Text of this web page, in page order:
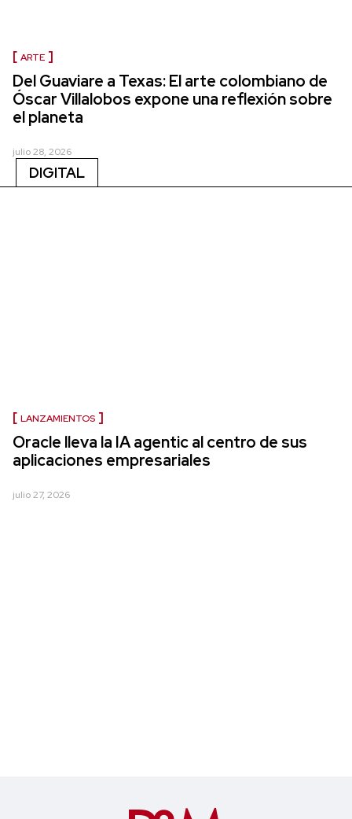
ARTE
Del Guaviare a Texas: El arte colombiano de
Óscar Villalobos expone una reflexión sobre
el planeta
julio 28, 2026
DIGITAL
LANZAMIENTOS
Oracle lleva la IA agentic al centro de sus
aplicaciones empresariales
julio 27, 2026